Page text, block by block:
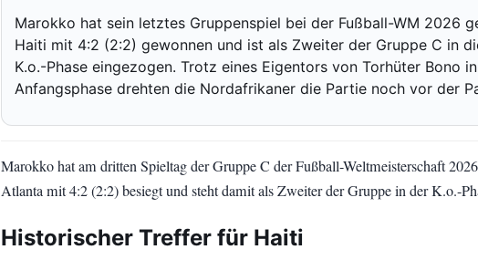
Marokko hat sein letztes Gruppenspiel bei der Fußball-WM 2026
Haiti mit 4:2 (2:2) gewonnen und ist als Zweiter der Gruppe C in
K.o.-Phase eingezogen. Trotz eines Eigentors von Torhüter Bono
Anfangsphase drehten die Nordafrikaner die Partie noch vor der
Marokko hat am dritten Spieltag der Gruppe C der Fußball-Weltmeisterschaft
Atlanta mit 4:2 (2:2) besiegt und steht damit als Zweiter der Gruppe in der K.o.-
Historischer Treffer für Haiti